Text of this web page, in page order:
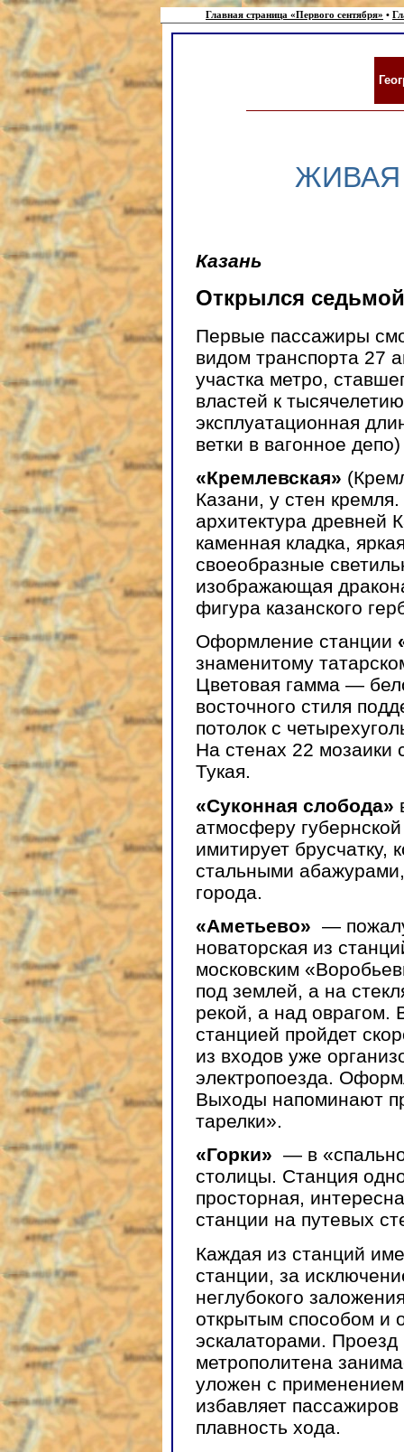
Главная страница «Первого сентября» •
ЖИВАЯ
Казань
Открылся
Первые пассажиры
видом транспорта 27
участка метро,
властей к
эксплуатационная
ветки в вагонное
«Кремлевская»
Казани, у стен
архитектура древней
каменная кладка,
своеобразные
изображающая
фигура казанского
Оформление станции
знаменитому
Цветовая гамма —
восточного стиля
потолок с
На стенах 22 мозаики
Тукая.
«Суконная слобода»
атмосферу
имитирует
стальными
города.
«Аметьево» —
новаторская из
московским
под землей, а на
рекой, а над
станцией пройдет
из входов уже
электропоезда.
Выходы напоминают
тарелки».
«Горки» — в
столицы. Станция
просторная,
станции на путевых
Каждая из станций
станции, за
неглубокого
открытым способом и
эскалаторами.
метрополитена
уложен с
избавляет
плавность хода.